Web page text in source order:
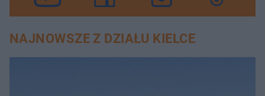
NAJNOWSZE Z DZIAŁU KIELCE